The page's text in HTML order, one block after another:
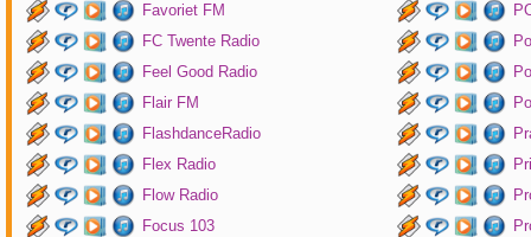
Favoriet FM
FC Twente Radio
Feel Good Radio
Flair FM
FlashdanceRadio
Flex Radio
Flow Radio
Focus 103